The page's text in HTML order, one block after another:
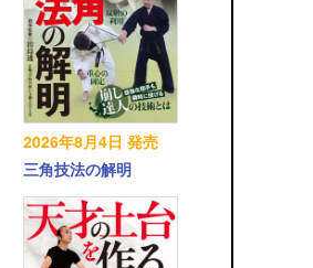
2026年8月4日 発売
三角技法の解明